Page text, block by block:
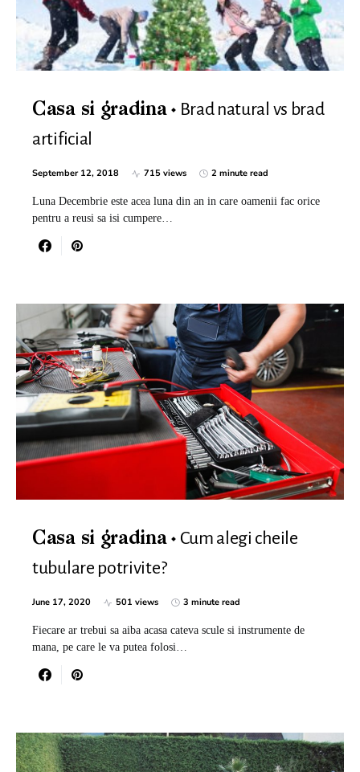
Casa si gradina
Brad natural vs brad
artificial
September 12, 2018 715 views 2 minute read
Luna Decembrie este acea luna din an in care oamenii fac orice
pentru a reusi sa isi cumpere…
Casa si gradina
Cum alegi cheile
tubulare potrivite?
June 17, 2020 501 views 3 minute read
Fiecare ar trebui sa aiba acasa cateva scule si instrumente de
mana, pe care le va putea folosi…